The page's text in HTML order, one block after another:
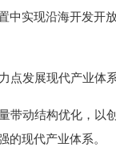
中实现沿海开发开
点发展现代产业体
动结构优化，以
的现代产业体系。